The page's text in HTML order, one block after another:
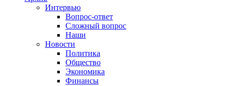
Интервью
Вопрос-ответ
Сложный вопрос
Наши
Новости
Политика
Общество
Экономика
Финансы